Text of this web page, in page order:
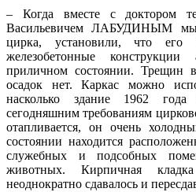
– Когда вместе с доктором
Васильевичем ЛАБУДИНЫМ мы
цирка, установили, что его
железобетонные
приличном состоянии. Трещин
осадок нет. Каркас можно
насколько здание 1962 года
сегодняшним требованиям
отапливается, он очень
состоянии находится
служебных и подсобных
животных. Кирпичная
неоднократно сдавалось и